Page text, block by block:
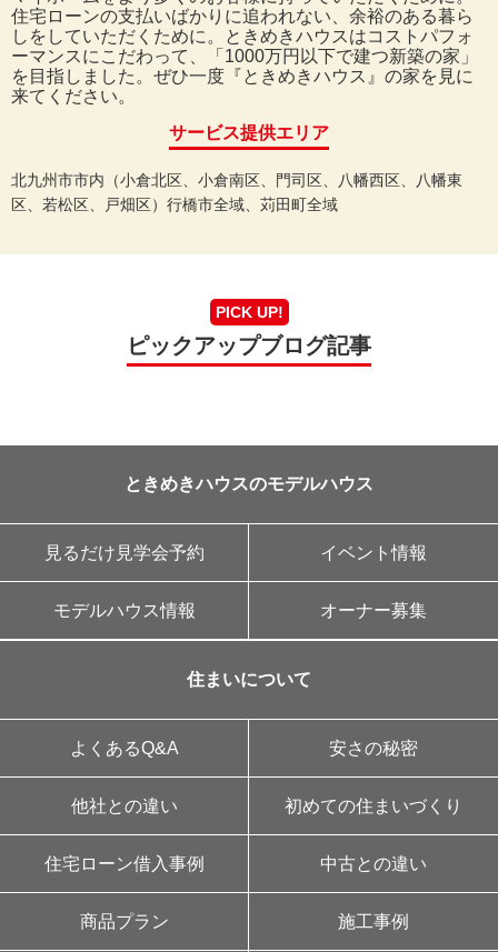
住宅ローンの支払いばかりに追われない、余裕のある暮ら
しをしていただくために。ときめきハウスはコストパフォ
ーマンスにこだわって、「1000万円以下で建つ新築の家」
を目指しました。ぜひ一度『ときめきハウス』の家を見に
来てください。
サービス提供エリア
北九州市市内（小倉北区、小倉南区、門司区、八幡西区、八幡東
区、若松区、戸畑区）行橋市全域、苅田町全域
PICK UP!
ピックアップブログ記事
ときめきハウスのモデルハウス
見るだけ見学会予約 イベント情報
モデルハウス情報 オーナー募集
住まいについて
よくあるQ&A 安さの秘密
他社との違い 初めての住まいづくり
住宅ローン借入事例 中古との違い
商品プラン 施工事例